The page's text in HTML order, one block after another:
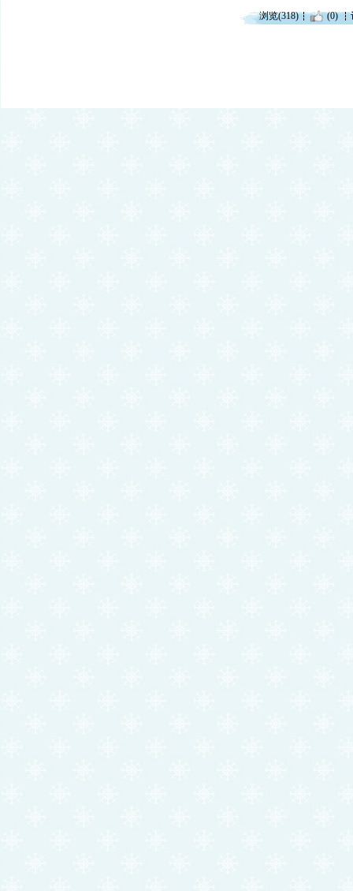
浏览(318) (0)